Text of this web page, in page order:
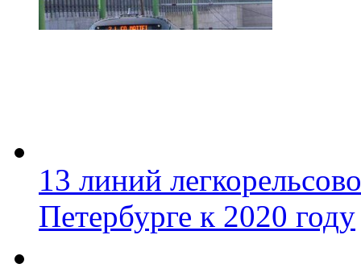
13 линий
Петербурге к 2020 году